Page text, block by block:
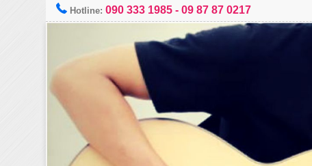
Hotline:090 333 1985 -09 87 87 0217